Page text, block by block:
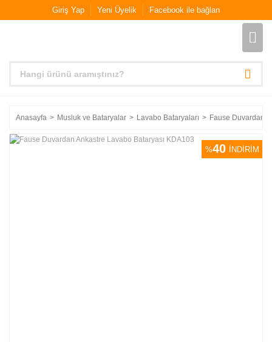
Giriş Yap Yeni Üyelik Facebook ile bağlan
Anasayfa Musluk ve Bataryalar Lavabo Bataryaları Fause Duvardan
%40 İNDİRİM